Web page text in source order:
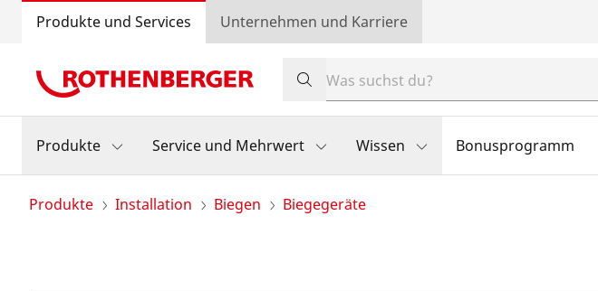
Produkte und Services Unternehmen und Karriere
Produkte Service und Mehrwert Wissen Bonusprogramm
Produkte Installation Biegen Biegegeräte